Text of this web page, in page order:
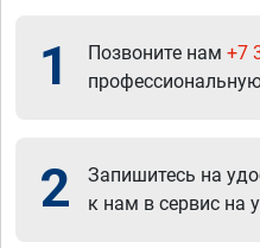
1 Позвоните нам +7
2
Запишитесь на
к нам в сервис на